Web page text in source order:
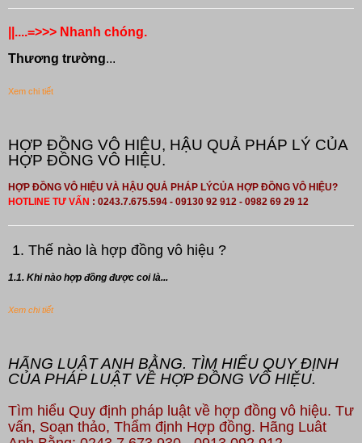
||....=>>> Nhanh chóng.
Thương trường...
Xem chi tiết
HỢP ĐỒNG VÔ HIỆU, HẬU QUẢ PHÁP LÝ CỦA
HỢP ĐỒNG VÔ HIỆU.
HỢP ĐỒNG VÔ HIỆU VÀ HẬU QUẢ PHÁP LÝCỦA HỢP ĐỒNG VÔ HIỆU?
HOTLINE TƯ VẤN : 0243.7.675.594 - 09130 92 912 - 0982 69 29 12
1. Thế nào là hợp đồng vô hiệu ?
1.1. Khi nào hợp đồng được coi là...
Xem chi tiết
HÃNG LUẬT ANH BẰNG. TÌM HIỂU QUY ĐỊNH
CỦA PHÁP LUẬT VỀ HỢP ĐỒNG VÔ HIỆU.
Tìm hiểu Quy định pháp luật về hợp đồng vô hiệu. Tư
vấn, Soạn thảo, Thẩm định Hợp đồng. Hãng Luât